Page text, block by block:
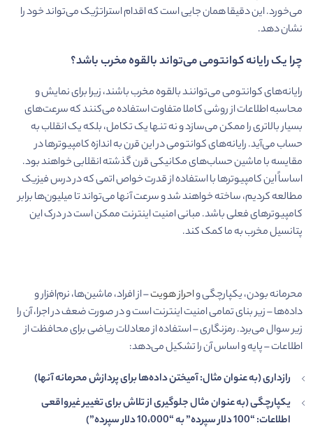
می‌خورد. این دقیقا همان جایی است که اقدام استراتژیک می‌تواند خود را
نشان دهد.
چرا یک رایانه کوانتومی می‌تواند بالقوه مخرب باشد؟
رایانه‌های کوانتومی می‌توانند بالقوه مخرب باشند، زیرا برای نمایش و
محاسبه اطلاعات از روشی کاملا متفاوت استفاده می‌کنند که سرعت‌های
بسیار بالاتری را ممکن می‌سازد و نه تنها یک تکامل، بلکه یک انقلاب به
حساب می‌آید. رایانه‌های کوانتومی در این قرن به اندازه کامپیوترها در
مقایسه با ماشین حساب‌های مکانیکی قرن گذشته انقلابی خواهند بود.
اساساً این کامپیوترها با استفاده از قدرت خواص اتمی که در درس فیزیک
مطالعه کردیم، ساخته خواهند شد و سرعت آنها می‌تواند تا میلیون‌ها برابر
کامپیوترهای فعلی باشد. مبانی امنیت اینترنت ممکن است در درک این
پتانسیل مخرب به ما کمک کند.
محرمانه بودن، یکپارچگی واحراز هویت– از افراد، ماشین‌ها، نرم‌افزار و
داده‌ها – زیر بنای تمامی امنیت اینترنت است و در صورت ضعف در اجرا، آن را
زیر سوال می‌برد. رمزنگاری – استفاده از معادلات ریاضی برای محافظت از
اطلاعات – پایه و اساس آن را تشکیل می‌دهد:
رازداری (به عنوان مثال: آمیختن داده‌ها برای پردازش محرمانه آنها)
یکپارچگی (به عنوان مثال جلوگیری از تلاش برای تغییر غیرواقعی
اطلاعات: “100 دلار سپرده” به “10،000 دلار سپرده”)